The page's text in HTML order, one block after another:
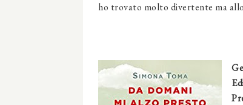
ho trovato molto divertente ma